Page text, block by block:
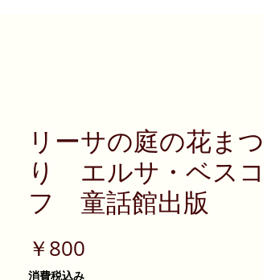
リーサの庭の花まつ
り エルサ・ベスコ
フ 童話館出版
￥800
消費税込み